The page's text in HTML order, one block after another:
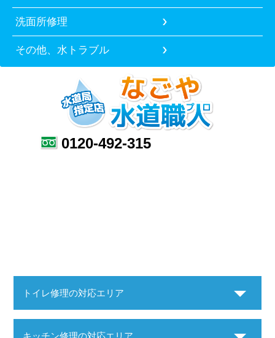
洗面所修理
その他、水トラブル
0120-492-315
トイレ修理の対応エリア
キッチン修理の対応エリア